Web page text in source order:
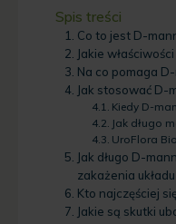
Spis treści
Co to jest D-
Jakie
Na co pomaga
Jak stosować D-
Kiedy D-
Jak długo
UroFlora
Jak długo D-
zakażenia
Kto najczęściej
Jakie są skutki